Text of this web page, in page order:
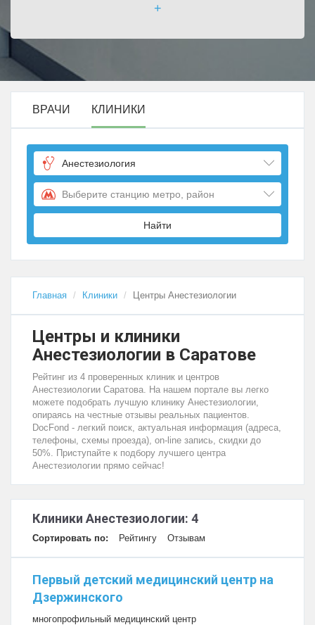
+
ВРАЧИ КЛИНИКИ
Анестезиология
Выберите станцию метро, район
Найти
Главная Клиники Центры Анестезиологии
Центры и клиники
Анестезиологии в Саратове
Рейтинг из 4 проверенных клиник и центров
Анестезиологии Саратова. На нашем портале вы легко
можете подобрать лучшую клинику Анестезиологии,
опираясь на честные отзывы реальных пациентов.
DocFond - легкий поиск, актуальная информация (адреса,
телефоны, схемы проезда), on-line запись, скидки до
50%. Приступайте к подбору лучшего центра
Анестезиологии прямо сейчас!
Клиники Анестезиологии: 4
Сортировать по: Рейтингу Отзывам
Первый детский медицинский центр на
Дзержинского
многопрофильный медицинский центр